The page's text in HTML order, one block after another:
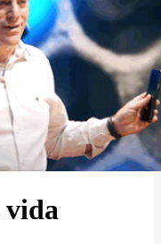
vida